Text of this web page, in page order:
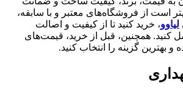
است از فروشگاه‌های معتبر و با سابقه،
لیاوو، خرید کنید تا از کیفیت و اصالت
همچنین، قبل از خرید، قیمت‌های
بهترین گزینه را انتخاب کنید.